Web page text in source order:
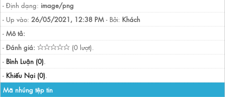
- Định dạng: image/png
- Up vào: 26/05/2021, 12:38 PM - Bởi: Khách
- Mô tả:
- Đánh giá:
(0 lượt).
- Bình Luận (0).
- Khiếu Nại (0).
Mã nhúng tệp tin